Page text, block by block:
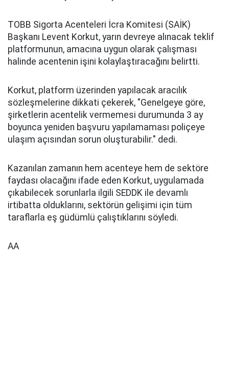
TOBB Sigorta Acenteleri İcra Komitesi (SAİK)
Başkanı Levent Korkut, yarın devreye alınacak teklif
platformunun, amacına uygun olarak çalışması
halinde acentenin işini kolaylaştıracağını belirtti.
Korkut, platform üzerinden yapılacak aracılık
sözleşmelerine dikkati çekerek, "Genelgeye göre,
şirketlerin acentelik vermemesi durumunda 3 ay
boyunca yeniden başvuru yapılamaması poliçeye
ulaşım açısından sorun oluşturabilir." dedi.
Kazanılan zamanın hem acenteye hem de sektöre
faydası olacağını ifade eden Korkut, uygulamada
çıkabilecek sorunlarla ilgili SEDDK ile devamlı
irtibatta olduklarını, sektörün gelişimi için tüm
taraflarla eş güdümlü çalıştıklarını söyledi.
AA